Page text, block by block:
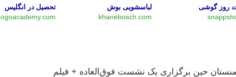
روز گوشی
لباسشویی بوش
khanebosch.com
تحصیل در انگلیس
ogoacademy.com
حین برگزاری یک نشست فوق‌العاده + فیلم